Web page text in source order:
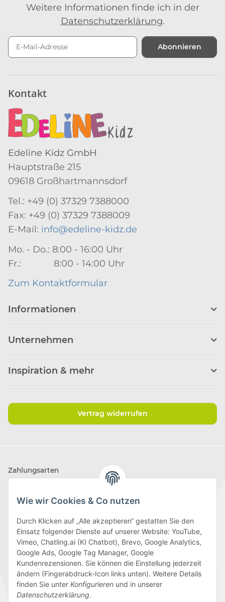
Wie wir Cookies & Co nutzen
Durch Klicken auf „Alle akzeptieren“ gestatten Sie den
Einsatz folgender Dienste auf unserer Website: YouTube,
Vimeo, Chatling.ai (KI Chatbot), Brevo, Google Analytics,
Google Ads, Google Tag Manager, Google
Kundenrezensionen. Sie können die Einstellung jederzeit
ändern (Fingerabdruck-Icon links unten). Weitere Details
finden Sie unter Konfigurieren und in unserer
Datenschutzerklärung.
Weitere Informationen finde ich in der
Datenschutzerklärung.
Abonnieren
Kontakt
Edeline Kidz GmbH
Hauptstraße 215
09618 Großhartmannsdorf
Tel.: +49 (0) 37329 7388000
Fax: +49 (0) 37329 7388009
E-Mail: info@edeline-kidz.de
Mo. - Do.: 8:00 - 16:00 Uhr
Fr.: 8:00 - 14:00 Uhr
Zum Kontaktformular
Informationen
Unternehmen
Inspiration & mehr
Vertrag widerrufen
Zahlungsarten
Wir versenden mit
Folge uns